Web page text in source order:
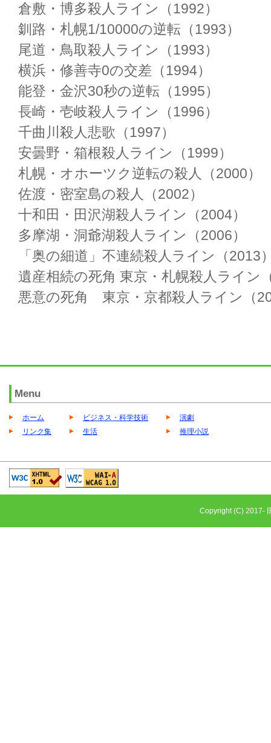
倉敷・博多殺人ライン（1992）
釧路・札幌1/10000の逆転（1993）
尾道・鳥取殺人ライン（1993）
横浜・修善寺0の交差（1994）
能登・金沢30秒の逆転（1995）
長崎・壱岐殺人ライン（1996）
千曲川殺人悲歌（1997）
安曇野・箱根殺人ライン（1999）
札幌・オホーツク逆転の殺人（2000）
佐渡・密室島の殺人（2002）
十和田・田沢湖殺人ライン（2004）
多摩湖・洞爺湖殺人ライン（2006）
「奥の細道」不連続殺人ライン（2013
遺産相続の死角 東京・札幌殺人ライン
悪意の死角 東京・京都殺人ライン（
Menu
ホーム
リンク集
ビジネス・科学技術
生活
演劇
推理小説
Copyright (C) 2017-